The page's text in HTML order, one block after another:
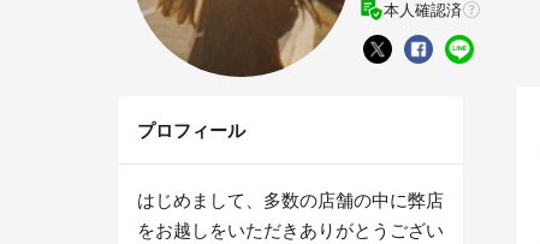
本人確認済
プロフィール
はじめまして、多数の店舗の中に弊店
をお越しをいただきありがとうござい